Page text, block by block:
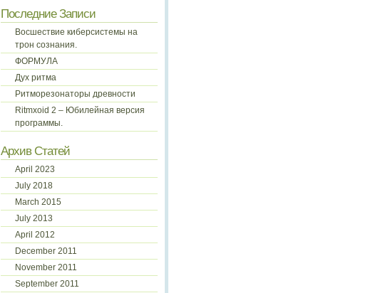
Последние Записи
Восшествие киберсистемы на
трон сознания.
ФОРМУЛА
Дух ритма
Ритморезонаторы древности
Ritmxoid 2 – Юбилейная версия
программы.
Архив Статей
April 2023
July 2018
March 2015
July 2013
April 2012
December 2011
November 2011
September 2011